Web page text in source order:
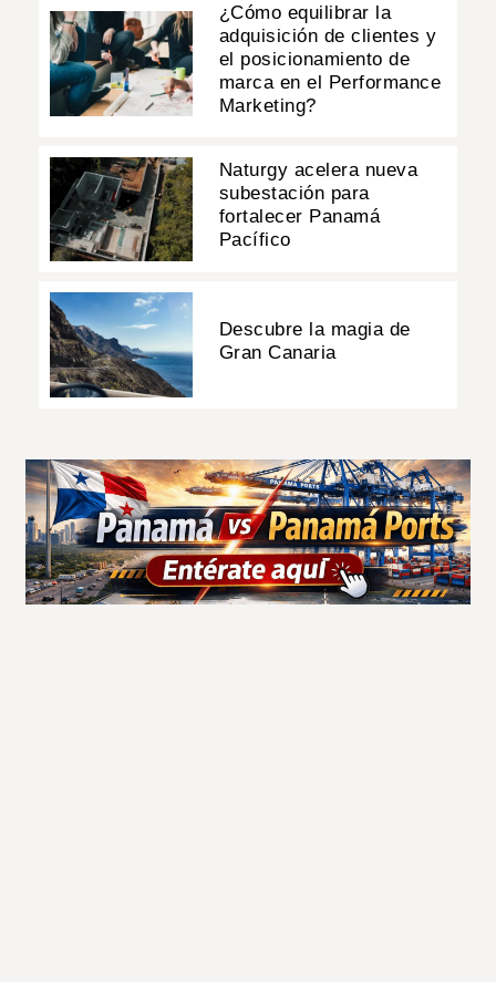
¿Cómo equilibrar la
adquisición de clientes y
el posicionamiento de
marca en el Performance
Marketing?
Naturgy acelera nueva
subestación para
fortalecer Panamá
Pacífico
Descubre la magia de
Gran Canaria